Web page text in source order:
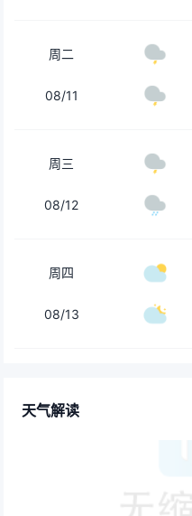
周二
08/11
周三
08/12
周四
08/13
天气解读